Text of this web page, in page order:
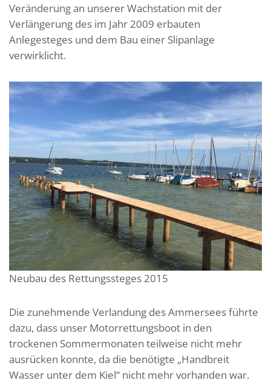
Veränderung an unserer Wachstation mit der
Verlängerung des im Jahr 2009 erbauten
Anlegesteges und dem Bau einer Slipanlage
verwirklicht.
Neubau des Rettungssteges 2015
Die zunehmende Verlandung des Ammersees führte
dazu, dass unser Motorrettungsboot in den
trockenen Sommermonaten teilweise nicht mehr
ausrücken konnte, da die benötigte „Handbreit
Wasser unter dem Kiel“ nicht mehr vorhanden war.